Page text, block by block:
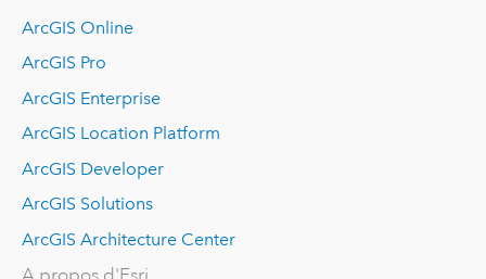
ArcGIS Online
ArcGIS Pro
ArcGIS Enterprise
ArcGIS Location Platform
ArcGIS Developer
ArcGIS Solutions
ArcGIS Architecture Center